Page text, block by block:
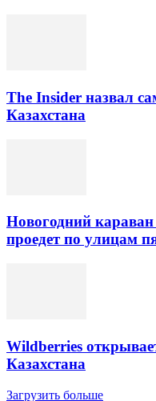
The Insider назвал
Казахстана
Новогодний караван
проедет по улицам
Wildberries
Казахстана
Загрузить больше